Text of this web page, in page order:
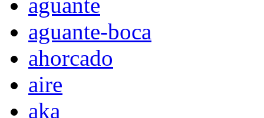
aguante
aguante-boca
ahorcado
aire
aka